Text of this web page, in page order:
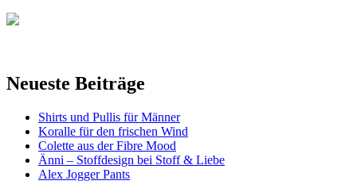
Neueste Beiträge
Shirts und Pullis für Männer
Koralle für den frischen Wind
Colette aus der Fibre Mood
Änni – Stoffdesign bei Stoff & Liebe
Alex Jogger Pants